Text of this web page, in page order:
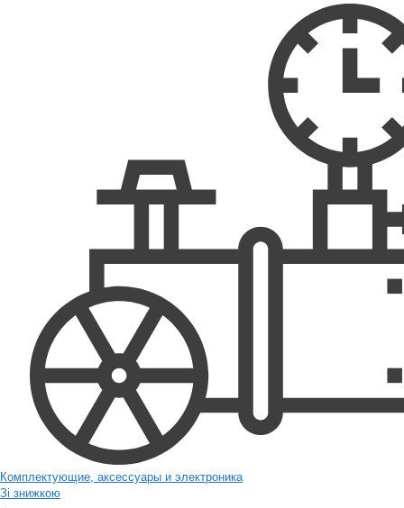
Комплектующие, аксессуары и электроника
Зі знижкою